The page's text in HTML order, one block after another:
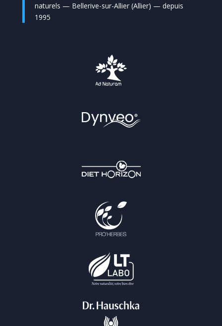
naturels — Bellerive-sur-Allier (Allier) — depuis
1995